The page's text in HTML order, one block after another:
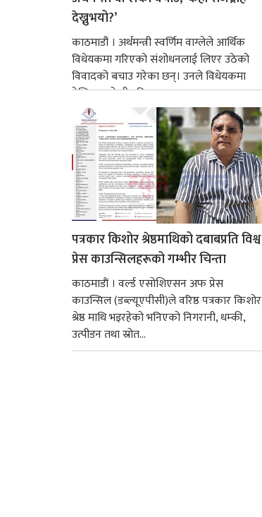
देख्नुभयो?’
काठमाडौं । अर्थमन्त्री स्वर्णिम वाग्लेले आर्थिक
विधेयकमा गरिएको संशोधनलाई लिएर उठेको
विवादको बचाउ गरेका छन्। उनले विधेयकमा
देखिएका केही त्रुटि...
पत्रकार किशोर श्रेष्ठमाथिको दबाबप्रति विश्व
प्रेस काउन्सिलहरूको गम्भीर चिन्ता
काठमाडाैं । वर्ल्ड एसोशिएसन अफ प्रेस
काउन्सिल (डब्ल्यूएपीसी)ले वरिष्ठ पत्रकार किशोर
श्रेष्ठ माथि भइरहेको भनिएको निगरानी, धम्की,
उत्पीडन तथा स्रोत...